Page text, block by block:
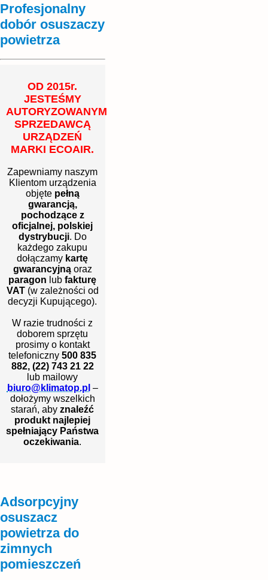
Profesjonalny
dobór osuszaczy
powietrza
OD 2015r.
JESTEŚMY
AUTORYZOWANYM
SPRZEDAWCĄ
URZĄDZEŃ
MARKI ECOAIR.
Zapewniamy naszym
Klientom urządzenia
objęte pełną
gwarancją,
pochodzące z
oficjalnej, polskiej
dystrybucji. Do
każdego zakupu
dołączamy kartę
gwarancyjnąoraz
paragon lubfakturę
VAT(w zależności od
decyzji Kupującego).
W razie trudności z
doborem sprzętu
prosimy o kontakt
telefoniczny 500 835
882, (22) 743 21 22
lub mailowy
biuro@klimatop.pl –
dołożymy wszelkich
starań, abyznaleźć
produkt najlepiej
spełniający Państwa
oczekiwania.
Adsorpcyjny
osuszacz
powietrza do
zimnych
pomieszczeń